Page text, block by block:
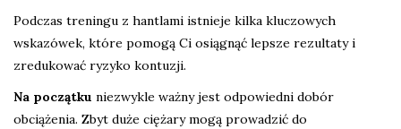
Podczas treningu z hantlami istnieje kilka kluczowych
wskazówek, które pomogą Ci osiągnąć lepsze rezultaty i
zredukować ryzyko kontuzji.
Na początku niezwykle ważny jest odpowiedni dobór
obciążenia. Zbyt duże ciężary mogą prowadzić do